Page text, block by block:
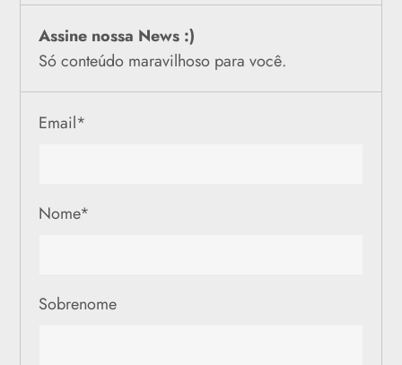
Assine nossa News :)
Só conteúdo maravilhoso para você.
Email*
Nome*
Sobrenome